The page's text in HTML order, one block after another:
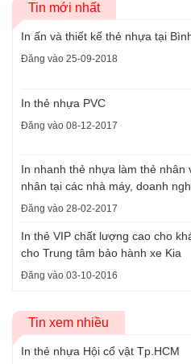
Tin mới nhất
In ấn và thiết kế thẻ nhựa tại
Đăng vào 25-09-2018
In thẻ nhựa PVC
Đăng vào 08-12-2017
In nhanh thẻ nhựa làm thẻ nhân
nhân tại các nhà máy, doanh
Đăng vào 28-02-2017
In thẻ VIP chất lượng cao cho
cho Trung tâm bảo hành xe Kia
Đăng vào 03-10-2016
Tin xem nhiều
In thẻ nhựa Hội cổ vật Tp.HCM